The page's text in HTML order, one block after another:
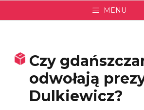
MENU
Czy
odwołają
Dulkiewicz?